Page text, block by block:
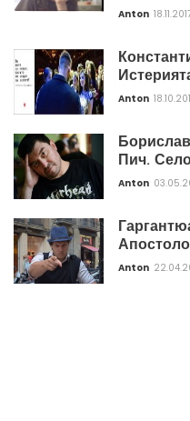
Anton
Anton
Пич.
Anton
Anton